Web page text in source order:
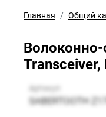
Главная Общий
Волоконно-